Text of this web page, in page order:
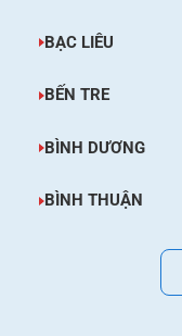
BẠC LIÊU
BẾN TRE
BÌNH DƯƠNG
BÌNH THUẬN